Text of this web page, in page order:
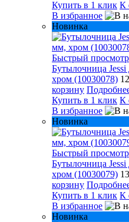
Купить в 1 клик К
В избранное
Новинка
Быстрый просмотр
Бутылочница
хром (10030078)
корзину
Купить в 1 клик К
В избранное
Новинка
Быстрый просмотр
Бутылочница
хром (10030079)
корзину
Купить в 1 клик К
В избранное
Новинка